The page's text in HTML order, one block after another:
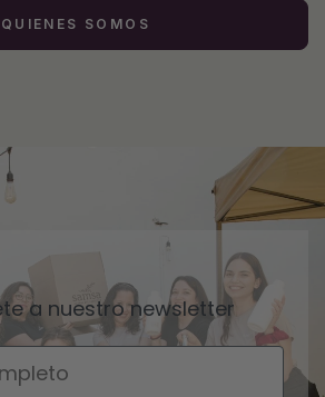
QUIENES SOMOS
a nuestro newsletter